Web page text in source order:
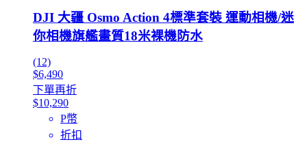
DJI 大疆 Osmo Action 4標準套裝 運動相機/迷
你相機旗艦畫質18米裸機防水
(12)
$6,490
下單再折
$10,290
P幣
折扣